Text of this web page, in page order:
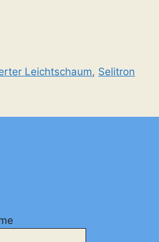
Leichtschaum, Selitron